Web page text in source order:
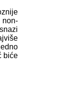
biće